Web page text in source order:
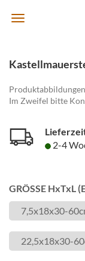
Im Zweifel bitte
2-4
GRÖSSE HxTxL
7,5x18x30-
22,5x18x30-